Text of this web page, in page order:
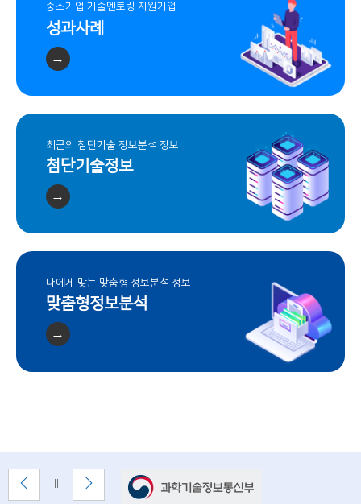
c
h
n
l
o
g
y
중소기업 기술멘토링 지원기업
성과사례
→
최근의 첨단기술 정보분석 정보
첨단기술정보
→
나에게 맞는 맞춤형 정보분석 정보
맞춤형정보분석
→
배
너 전
너
음